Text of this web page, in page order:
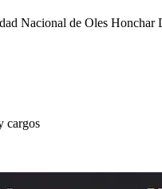
Nacional de Oles Honchar
cargos